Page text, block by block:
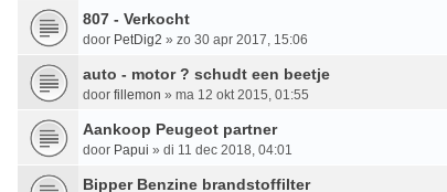
807 - Verkocht
door PetDig2 » zo 30 apr 2017, 15:06
auto - motor ? schudt een beetje
door fillemon » ma 12 okt 2015, 01:55
Aankoop Peugeot partner
door Papui » di 11 dec 2018, 04:01
Bipper Benzine brandstoffilter